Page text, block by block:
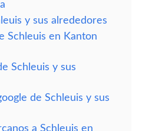
y sus alrededores
Schleuis en Kanton
Schleuis y sus
de Schleuis y sus
a Schleuis en